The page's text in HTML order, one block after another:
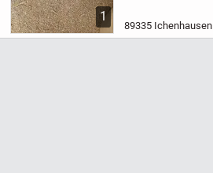
1
nicht alles möchte..
89335 Ichenhausen